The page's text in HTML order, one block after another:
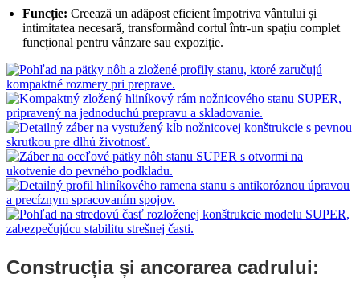
Funcție: Creează un adăpost eficient împotriva vântului și
intimitatea necesară, transformând cortul într-un spațiu complet
funcțional pentru vânzare sau expoziție.
Construcția și ancorarea cadrului: